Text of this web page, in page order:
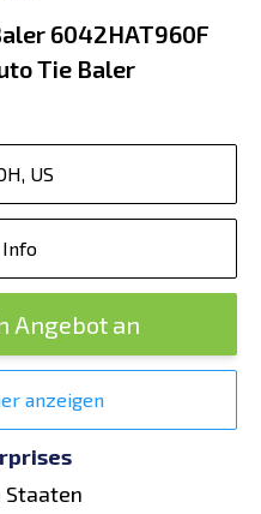
6042HAT960F
Tie Baler
US
Angebot an
anzeigen
Staaten